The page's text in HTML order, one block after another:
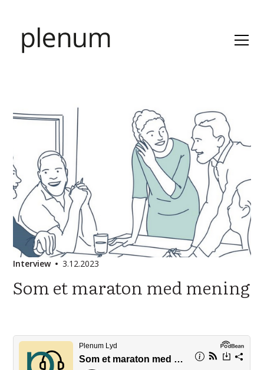
Interview 3.12.2023
Som et maraton med mening